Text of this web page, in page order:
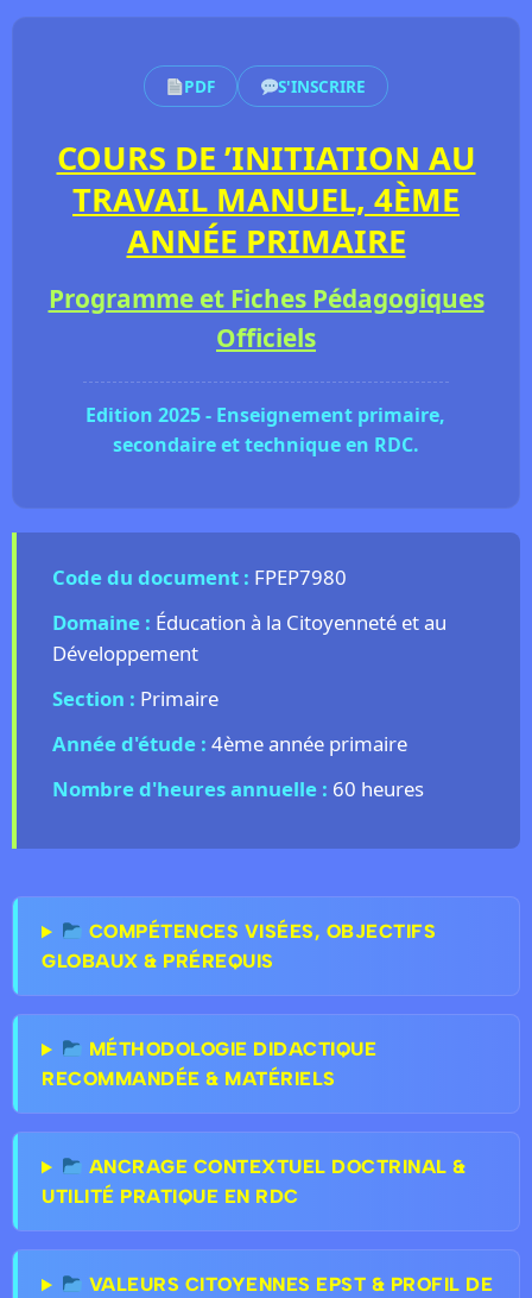
PDF S'INSCRIRE
COURS DE ’INITIATION AU
TRAVAIL MANUEL, 4ÈME
ANNÉE PRIMAIRE
Programme et Fiches Pédagogiques
Officiels
Edition 2025 - Enseignement primaire,
secondaire et technique en RDC.
Code du document : FPEP7980
Domaine : Éducation à la Citoyenneté et au
Développement
Section : Primaire
Année d'étude : 4ème année primaire
Nombre d'heures annuelle : 60 heures
COMPÉTENCES VISÉES, OBJECTIFS
GLOBAUX & PRÉREQUIS
MÉTHODOLOGIE DIDACTIQUE
RECOMMANDÉE & MATÉRIELS
ANCRAGE CONTEXTUEL DOCTRINAL &
UTILITÉ PRATIQUE EN RDC
VALEURS CITOYENNES EPST & PROFIL DE